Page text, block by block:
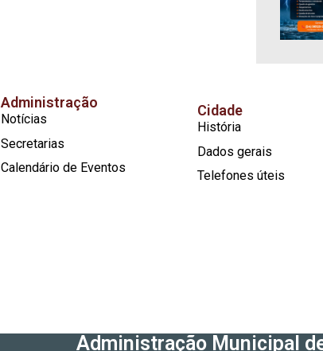
Administração
Notícias
Secretarias
Calendário de Eventos
Cidade
História
Dados gerais
Telefones úteis
Administração Municipal